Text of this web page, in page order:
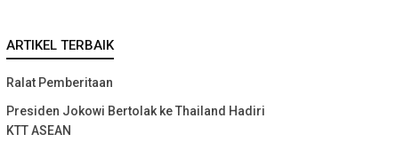
ARTIKEL TERBAIK
Ralat Pemberitaan
Presiden Jokowi Bertolak ke Thailand Hadiri
KTT ASEAN